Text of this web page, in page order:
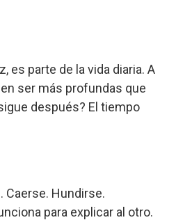
es parte de la vida diaria. A
ser más profundas que
después? El tiempo
Caerse. Hundirse.
para explicar al otro.